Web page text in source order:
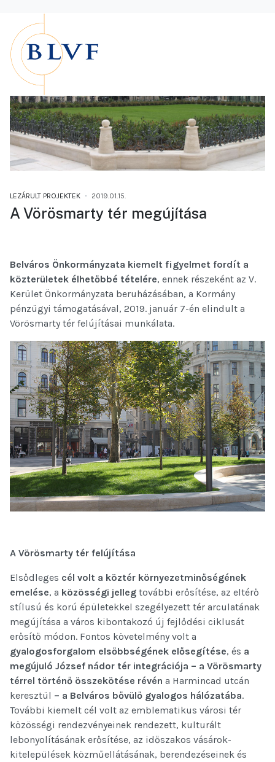
LEZÁRULT PROJEKTEK 2019.01.15.
A Vörösmarty tér megújítása
Belváros Önkormányzata kiemelt figyelmet fordít a
közterületek élhetőbbé tételére, ennek részeként az V.
Kerület Önkormányzata beruházásában, a Kormány
pénzügyi támogatásával, 2019. január 7-én elindult a
Vörösmarty tér felújításai munkálata.
A Vörösmarty tér felújítása
Elsődleges cél volt a köztér környezetminőségének
emelése, a közösségi jelleg további erősítése, az eltérő
stílusú és korú épületekkel szegélyezett tér arculatának
megújítása a város kibontakozó új fejlődési ciklusát
erősítő módon. Fontos követelmény volt a
gyalogosforgalom elsőbbségének elősegítése, és a
megújuló József nádor tér integrációja – a Vörösmarty
térrel történő összekötése révén a Harmincad utcán
keresztül – a Belváros bővülő gyalogos hálózatába.
További kiemelt cél volt az emblematikus városi tér
közösségi rendezvényeinek rendezett, kulturált
lebonyolításának erősítése, az időszakos vásárok-
kitelepülések közműellátásának, berendezéseinek és